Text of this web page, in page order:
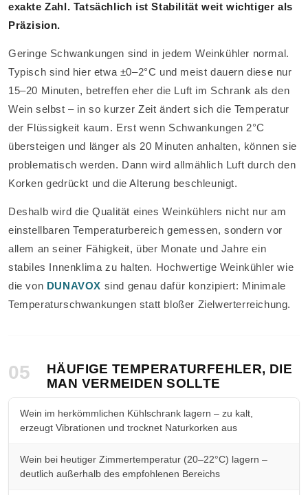
exakte Zahl. Tatsächlich ist Stabilität weit wichtiger als
Präzision.
Geringe Schwankungen sind in jedem Weinkühler normal.
Typisch sind hier etwa ±0–2°C und meist dauern diese nur
15–20 Minuten, betreffen eher die Luft im Schrank als den
Wein selbst – in so kurzer Zeit ändert sich die Temperatur
der Flüssigkeit kaum. Erst wenn Schwankungen 2°C
übersteigen und länger als 20 Minuten anhalten, können sie
problematisch werden. Dann wird allmählich Luft durch den
Korken gedrückt und die Alterung beschleunigt.
Deshalb wird die Qualität eines Weinkühlers nicht nur am
einstellbaren Temperaturbereich gemessen, sondern vor
allem an seiner Fähigkeit, über Monate und Jahre ein
stabiles Innenklima zu halten. Hochwertige Weinkühler wie
die von DUNAVOX sind genau dafür konzipiert: Minimale
Temperaturschwankungen statt bloßer Zielwerterreichung.
05
HÄUFIGE TEMPERATURFEHLER, DIE
MAN VERMEIDEN SOLLTE
Wein im herkömmlichen Kühlschrank lagern – zu kalt,
erzeugt Vibrationen und trocknet Naturkorken aus
Wein bei heutiger Zimmertemperatur (20–22°C) lagern –
deutlich außerhalb des empfohlenen Bereichs